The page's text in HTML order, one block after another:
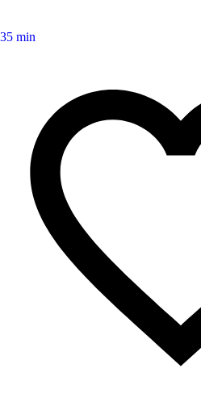
35 min